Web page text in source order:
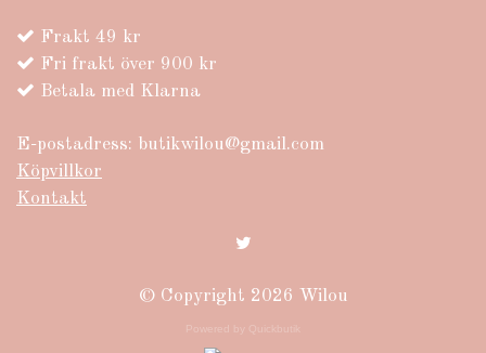
Frakt 49 kr
Fri frakt över 900 kr
Betala med Klarna
E-postadress: butikwilou@gmail.com
Köpvillkor
Kontakt
© Copyright 2026 Wilou
Powered by Quickbutik